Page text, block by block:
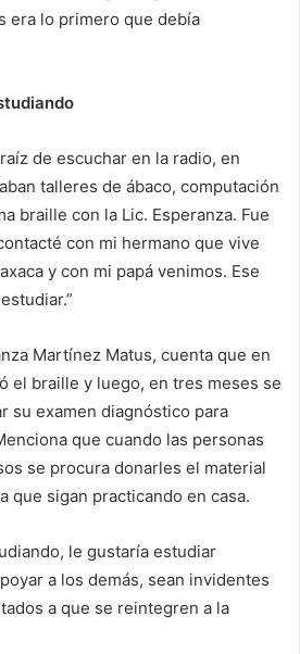
era lo primero que debía
de escuchar en la radio, en
talleres de ábaco, computación
braille con la Lic. Esperanza. Fue
con mi hermano que vive
y con mi papá venimos. Ese
Martínez Matus, cuenta que en
el braille y luego, en tres meses se
su examen diagnóstico para
que cuando las personas
se procura donarles el material
que sigan practicando en casa.
le gustaría estudiar
a los demás, sean invidentes
a que se reintegren a la